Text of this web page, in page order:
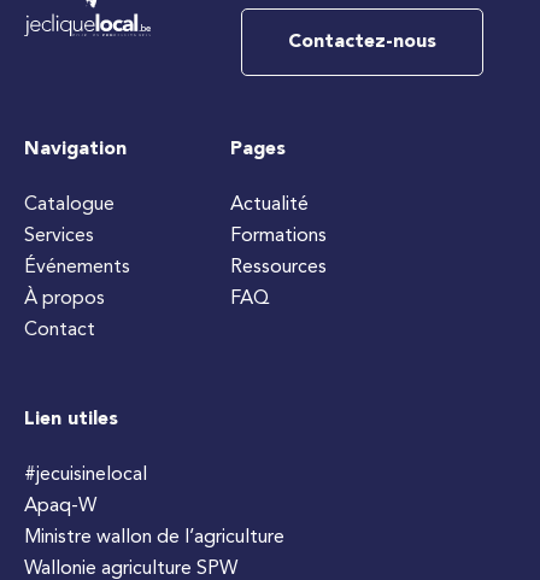
Contactez-nous
Navigation
Catalogue
Services
Événements
À propos
Contact
Pages
Actualité
Formations
Ressources
FAQ
Lien utiles
#jecuisinelocal
Apaq-W
Ministre wallon de l’agriculture
Wallonie agriculture SPW